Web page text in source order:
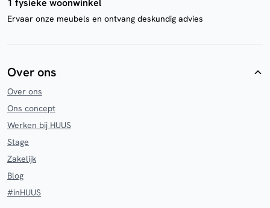
1 fysieke woonwinkel
Ervaar onze meubels en ontvang deskundig advies
Over ons
Over ons
Ons concept
Werken bij HUUS
Stage
Zakelijk
Blog
#inHUUS